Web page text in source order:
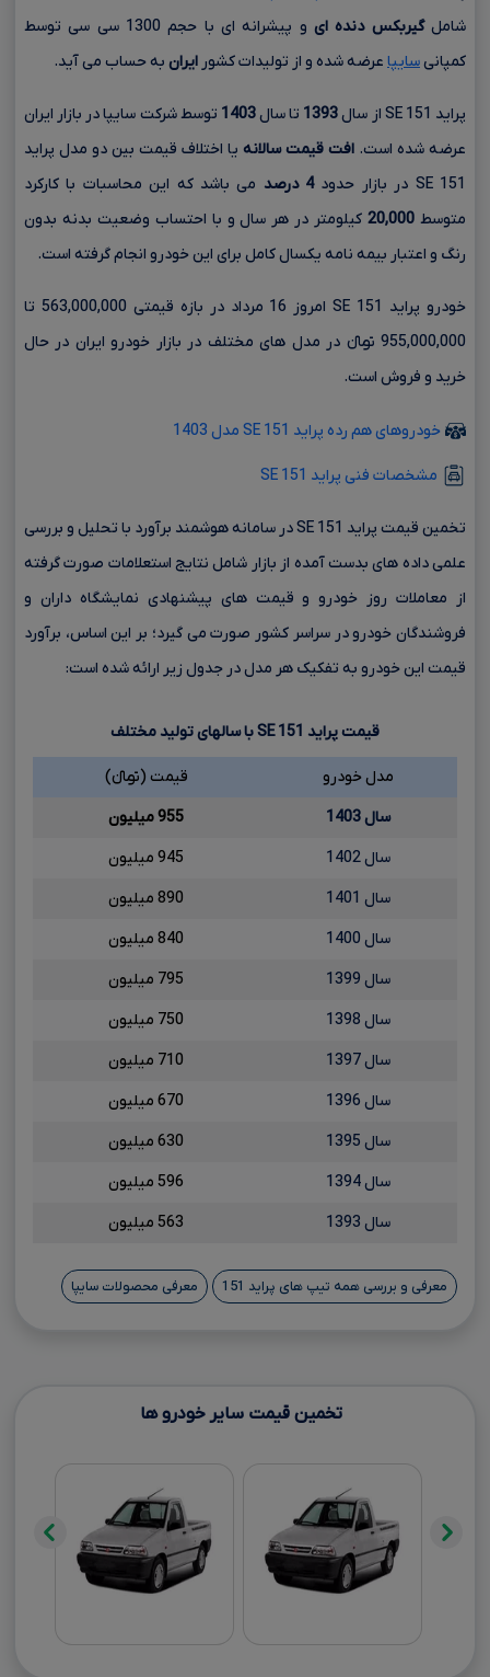
شاملگیربکس دنده ای و پیشرانه ای با حجم 1300 سی سی
توسط
کمپانیسایپا عرضه شده و از تولیدات کشور ایران به حساب می آید.
پراید 151 SE از سال 1393 تا سال1403 توسط شرکت سایپا در بازار ایران
عرضه شده است. افت قیمت سالانه یا اختلاف قیمت بین دو مدل پراید
151 SE در بازار حدود
4 درصد
می باشد که این محاسبات با کارکرد
متوسط 20,000کیلومتر در هر سال و با احتساب وضعیت بدنه بدون
رنگ و اعتبار بیمه نامه یکسال کامل برای این خودرو انجام گرفته است.
خودرو پراید 151 SE امروز 16 مرداد در بازه قیمتی 563,000,000 تا
955,000,000 تومانءءء در مدل های مختلف در بازار خودرو ایران در حال
خرید و فروش است.
خودروهای هم رده پراید 151 SE مدل 1403
مشخصات فنی پراید 151 SE
تخمین قیمت پراید 151 SE در سامانه هوشمند برآورد با تحلیل و بررسی
علمی داده های بدست آمده از بازار شامل نتایج استعلامات صورت گرفته
از معاملات روز خودرو و قیمت های پیشنهادی نمایشگاه داران و
فروشندگان خودرو در سراسر کشور صورت می گیرد؛ بر این اساس، برآورد
قیمت این خودرو به تفکیک هر مدل در جدول زیر ارائه شده است:
قیمت پراید 151
SEبا سالهای تولید مختلف
مدل خودرو
قیمت (تومانءءء)
سال 1403
955 میلیون
سال 1402
945 میلیون
سال 1401
890 میلیون
سال 1400
840 میلیون
سال 1399
795 میلیون
سال 1398
750 میلیون
سال 1397
710 میلیون
سال 1396
670 میلیون
سال 1395
630 میلیون
سال 1394
596 میلیون
سال 1393
563 میلیون
معرفی و بررسی همه تیپ های پراید 151 معرفی محصولات سایپا
تخمین قیمت سایر خودرو ها